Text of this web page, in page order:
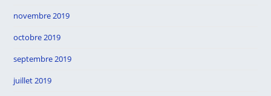
novembre 2019
octobre 2019
septembre 2019
juillet 2019